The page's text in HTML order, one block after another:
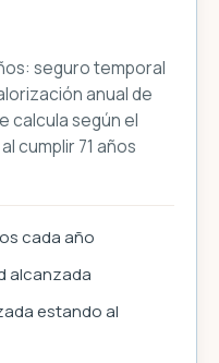
seguro temporal
anual de
calcula según el
cumplir 71 años
cada año
alcanzada
estando al